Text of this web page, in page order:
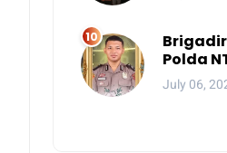
Polda
Gili
July 06,